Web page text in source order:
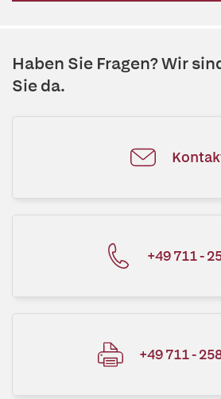
Haben Sie Fragen? Wir
Sie da.
+49 711 -
+49 711 -